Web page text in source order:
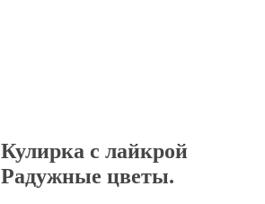
Кулирка с лайкрой
Радужные цветы.